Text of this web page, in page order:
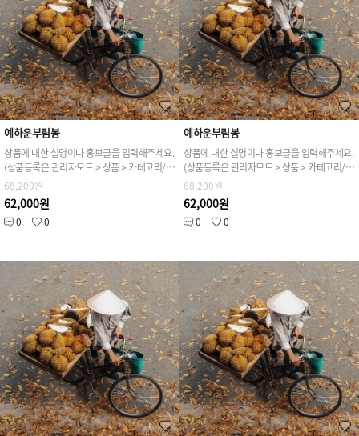
예하운부림봉
상품에 대한 설명이나 홍보글을 입력해주세요.
(상품등록은 관리자모드 > 상품 > 카테고리/상품관리 > 상품등록 가능)
68,200원
62,000원
0 0
예하운부림봉
상품에 대한 설명이나 홍보글을 입력해주세요.
(상품등록은 관리자모드 > 상품 > 카테고리/상품관리 > 상품등록 가능)
68,200원
62,000원
0 0